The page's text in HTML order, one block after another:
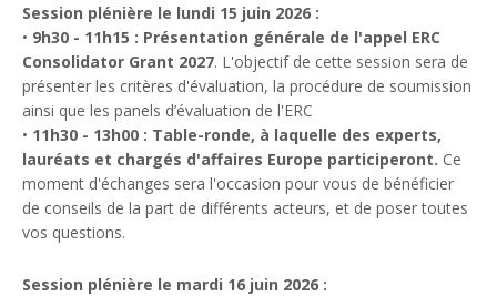
Session plénière le lundi 15 juin 2026 :
• 9h30 - 11h15 : Présentation générale de l'appel ERC
Consolidator Grant 2027. L'objectif de cette session sera de
présenter les critères d'évaluation, la procédure de soumission
ainsi que les panels d’évaluation de l'ERC
• 11h30 - 13h00 : Table-ronde, à laquelle des experts,
lauréats et chargés d'affaires Europe participeront. Ce
moment d'échanges sera l'occasion pour vous de bénéficier
de conseils de la part de différents acteurs, et de poser toutes
vos questions.
Session plénière le mardi 16 juin 2026 :